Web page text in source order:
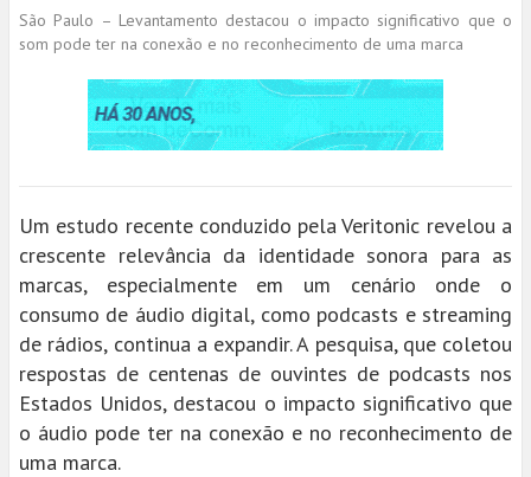
São Paulo – Levantamento destacou o impacto significativo que o
som pode ter na conexão e no reconhecimento de uma marca
Um estudo recente conduzido pela Veritonic revelou a
crescente relevância da identidade sonora para as
marcas, especialmente em um cenário onde o
consumo de áudio digital, como podcasts e streaming
de rádios, continua a expandir. A pesquisa, que coletou
respostas de centenas de ouvintes de podcasts nos
Estados Unidos, destacou o impacto significativo que
o áudio pode ter na conexão e no reconhecimento de
uma marca.